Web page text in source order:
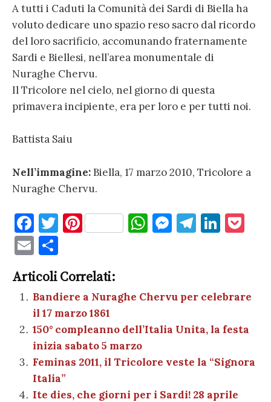
A tutti i Caduti la Comunità dei Sardi di Biella ha
voluto dedicare uno spazio reso sacro dal ricordo
del loro sacrificio, accomunando fraternamente
Sardi e Biellesi, nell’area monumentale di
Nuraghe Chervu.
Il Tricolore nel cielo, nel giorno di questa
primavera incipiente, era per loro e per tutti noi.
Battista Saiu
Nell’immagine:Biella, 17 marzo 2010, Tricolore a
Nuraghe Chervu.
F
a
c
e
b
o
o
k
T
te
r
Pi
es
t
W
A
p
p
M
g
er
T
a
m
Li
dI
n
et
E
m
ai
l
n
di
vi
di
Articoli Correlati:
Bandiere a Nuraghe Chervu per celebrare
il 17 marzo 1861
150° compleanno dell’Italia Unita, la festa
inizia sabato 5 marzo
Feminas 2011, il Tricolore veste la “Signora
Italia”
Ite dies, che giorni per i Sardi! 28 aprile